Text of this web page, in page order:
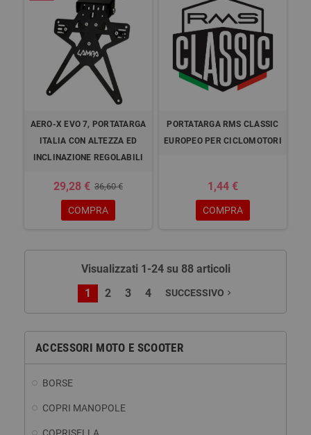
ACCESSORI MOTO E SCOOTER
BORSE
COPRI MANOPOLE
AERO-X EVO 7, PORTATARGA
ITALIA CON ALTEZZA ED
INCLINAZIONE REGOLABILI
29,28 € 36,60 €
COMPRA
PORTATARGA RMS CLASSIC
EUROPEO PER CICLOMOTORI
1,44 €
COMPRA
Visualizzati 1-24 su 88 articoli
1
2 3 4 SUCCESSIVO navigate_next